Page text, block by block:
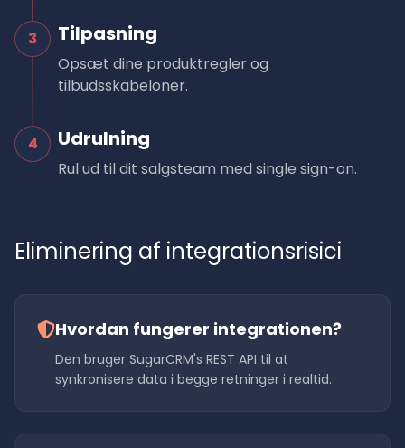
3 Tilpasning
Opsæt dine produktregler og
tilbudsskabeloner.
4 Udrulning
Rul ud til dit salgsteam med single sign-on.
Eliminering af integrationsrisici
Hvordan fungerer integrationen?
Den bruger SugarCRM's REST API til at
synkronisere data i begge retninger i realtid.